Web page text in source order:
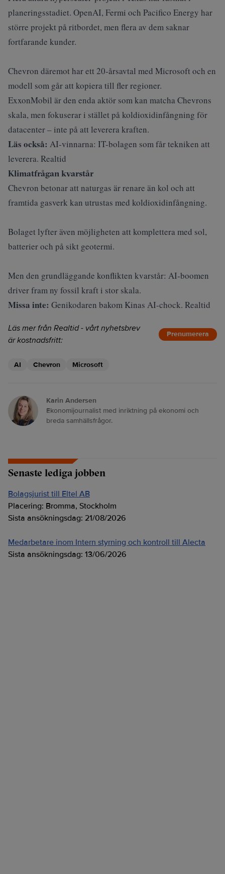
planeringsstadiet. OpenAI, Fermi och Pacifico Energy har
större projekt på ritbordet, men flera av dem saknar
fortfarande kunder.
Chevron däremot har ett 20‑årsavtal med Microsoft och en
modell som går att kopiera till fler regioner.
ExxonMobil är den enda aktör som kan matcha Chevrons
skala, men fokuserar i stället på koldioxidinfångning för
datacenter – inte på att leverera kraften.
Läs också: AI-vinnarna: IT-bolagen som får tekniken att
leverera. Realtid
Klimatfrågan kvarstår
Chevron betonar att naturgas är renare än kol och att
framtida gasverk kan utrustas med koldioxidinfångning.
Bolaget lyfter även möjligheten att komplettera med sol,
batterier och på sikt geotermi.
Men den grundläggande konflikten kvarstår: AI‑boomen
driver fram ny fossil kraft i stor skala.
Missa inte: Genikodaren bakom Kinas AI-chock. Realtid
Läs mer från Realtid - vårt nyhetsbrev
är kostnadsfritt:
Prenumerera
AI Chevron Microsoft
Karin Andersen
Ekonomijournalist med inriktning på ekonomi och
breda samhällsfrågor.
Senaste lediga jobben
Bolagsjurist till Eltel AB
Placering: Bromma, Stockholm
Sista ansökningsdag: 21/08/2026
Medarbetare inom Intern styrning och kontroll till Alecta
Sista ansökningsdag: 13/06/2026